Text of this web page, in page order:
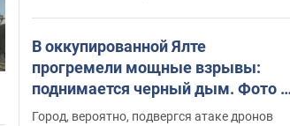
В оккупированной Ялте
прогремели мощные взрывы:
поднимается черный дым. Фото и
видео
Город, вероятно, подвергся атаке дронов